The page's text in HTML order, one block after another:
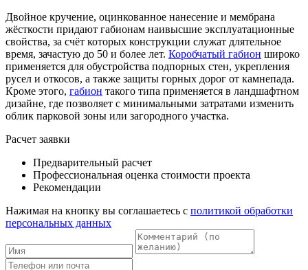
Двойное кручение, оцинкованное нанесение и мембрана
жёсткости придают габионам наивысшие эксплуатационные
свойства, за счёт которых конструкции служат длятельное
время, зачастую до 50 и более лет. Коробчатый габион широко
применяется для обустройства подпорных стен, укрепления
русел и откосов, а также защиты горных дорог от камнепада.
Кроме этого, габион такого типа применяется в ландшафтном
дизайне, где позволяет с минимальными затратами изменить
облик парковой зоны или загородного участка.
Расчет заявки
Предварительный расчет
Профессиональная оценка стоимости проекта
Рекомендации
Нажимая на кнопку вы соглашаетесь с политикой обработки
персональных данных